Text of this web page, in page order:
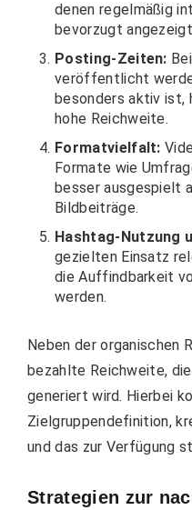
denen regelmäßig
bevorzugt
Posting-Zeiten:
veröffentlicht
besonders aktiv ist,
hohe Reichweite.
Formatvielfalt:
Formate wie
besser ausgespielt
Bildbeiträge.
Hashtag-Nutzung
gezielten Einsatz
die Auffindbarkeit
werden.
Neben der organischen
bezahlte Reichweite,
generiert wird. Hierbei
Zielgruppendefinition,
und das zur Verfügung
Strategien zur